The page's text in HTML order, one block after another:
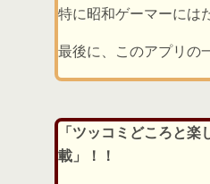
特に昭和ゲーマーには
最後に、このアプリの
「ツッコミどころと楽
載」！！